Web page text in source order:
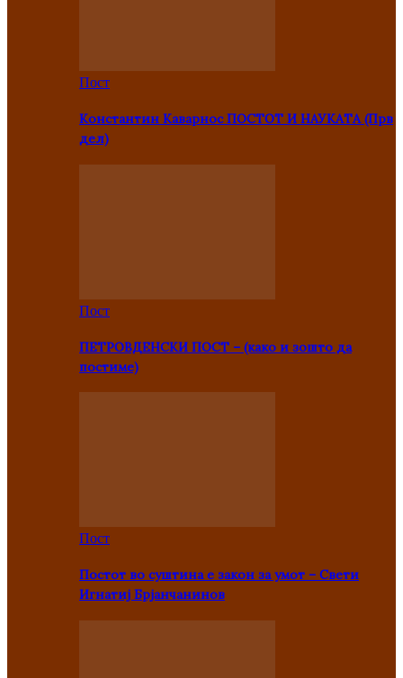
Пост
Константин Каварнос ПОСТОТ И НАУКАТА (Прв
дел)
Пост
ПЕТРОВДЕНСКИ ПОСТ – (како и зошто да
постиме)
Пост
Постот во суштина е закон за умот – Свети
Игнатиј Брјанчанинов